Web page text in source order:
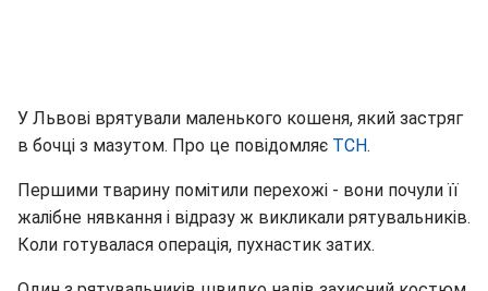
У Львові врятували маленького кошеня, який застряг
в бочці з мазутом. Про це повідомляє ТСН.
Першими тварину помітили перехожі - вони почули її
жалібне нявкання і відразу ж викликали рятувальників.
Коли готувалася операція, пухнастик затих.